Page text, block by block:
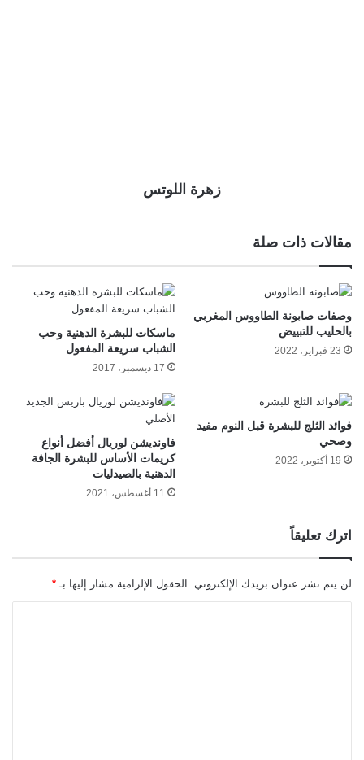
زهرة اللوتس
مقالات ذات صلة
وصفات صابونة الطاووس المغربي
بالحليب للتبييض
23 فبراير، 2022
ماسكات للبشرة الدهنية وحب
الشباب سريعة المفعول
17 ديسمبر، 2017
فوائد الثلج للبشرة قبل النوم مفيد
وصحي
19 أكتوبر، 2022
فاونديشن لوريال أفضل أنواع
كريمات الأساس للبشرة الجافة
الدهنية بالصيدليات
11 أغسطس، 2021
اترك تعليقاً
لن يتم نشر عنوان بريدك الإلكتروني. الحقول الإلزامية مشار إليها بـ *